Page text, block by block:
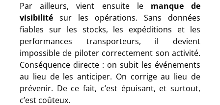
Par ailleurs, vient ensuite le manque de
visibilité sur les opérations. Sans données
fiables sur les stocks, les expéditions et les
performances transporteurs, il devient
impossible de piloter correctement son activité.
Conséquence directe : on subit les événements
au lieu de les anticiper. On corrige au lieu de
prévenir. De ce fait, c’est épuisant, et surtout,
c’est coûteux.